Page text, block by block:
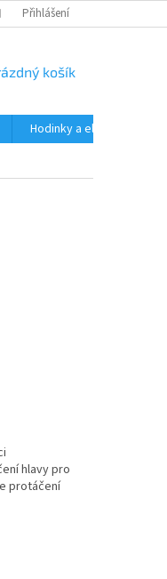
Přihlášení
košík
Hodinky a elektronika
hlavy pro
protáčení